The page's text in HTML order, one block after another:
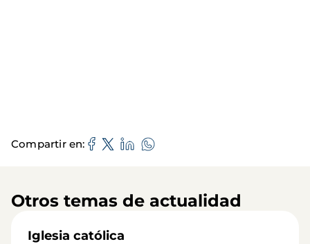
Compartir en
Otros temas de actualidad
Iglesia católica